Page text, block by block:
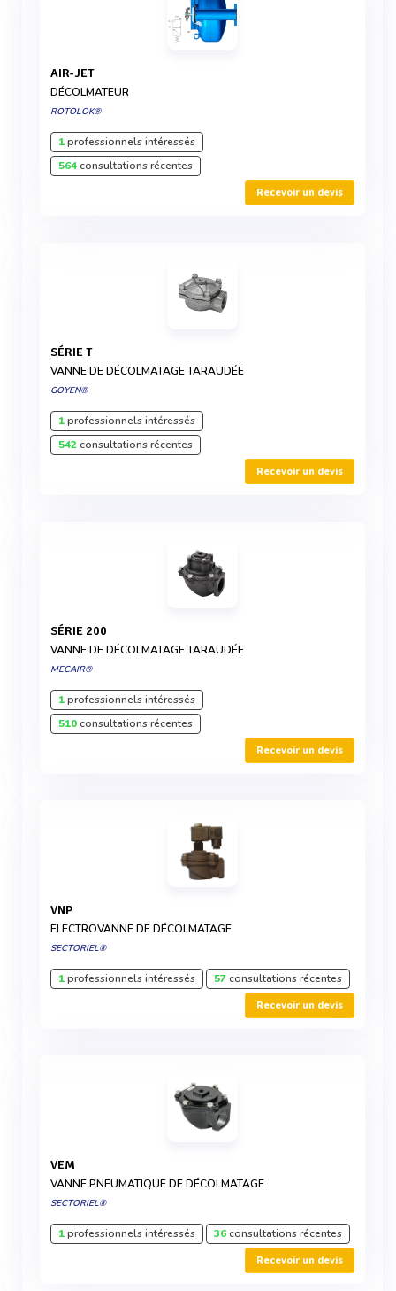
AIR-JET
DÉCOLMATEUR
ROTOLOK®
1professionnels intéressés
564consultations récentes
Recevoir un devis
SÉRIE T
VANNE DE DÉCOLMATAGE TARAUDÉE
GOYEN®
1professionnels intéressés
542consultations récentes
Recevoir un devis
SÉRIE 200
VANNE DE DÉCOLMATAGE TARAUDÉE
MECAIR®
1professionnels intéressés
510consultations récentes
Recevoir un devis
VNP
ELECTROVANNE DE DÉCOLMATAGE
SECTORIEL®
1professionnels intéressés 57consultations récentes
Recevoir un devis
VEM
VANNE PNEUMATIQUE DE DÉCOLMATAGE
SECTORIEL®
1professionnels intéressés 36consultations récentes
Recevoir un devis